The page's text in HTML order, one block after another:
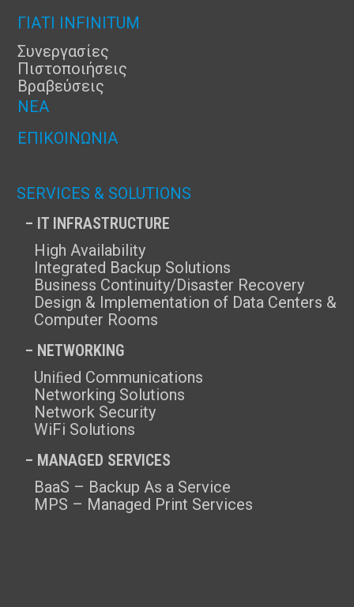
ΓΙΑΤΊ INFINITUM
Συνεργασίες
Πιστοποιήσεις
Βραβεύσεις
ΝΈΑ
ΕΠΙΚΟΙΝΩΝΊΑ
SERVICES & SOLUTIONS
– IT INFRASTRUCTURE
High Availability
Integrated Backup Solutions
Business Continuity/Disaster Recovery
Design & Implementation of Data Centers &
Computer Rooms
– NETWORKING
Uniﬁed Communications
Networking Solutions
Network Security
WiFi Solutions
– MANAGED SERVICES
BaaS – Backup As a Service
MPS – Managed Print Services